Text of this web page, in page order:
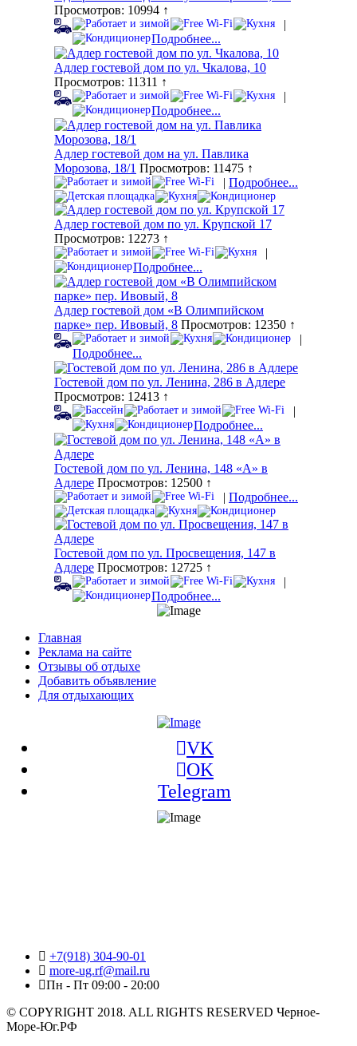
Просмотров: 10994 ↑
|
Подробнее...
Адлер гостевой дом по ул. Чкалова, 10
Просмотров: 11311 ↑
|
Подробнее...
Адлер гостевой дом на ул. Павлика
Морозова, 18/1 Просмотров: 11475 ↑
| Подробнее...
Адлер гостевой дом по ул. Крупской 17
Просмотров: 12273 ↑
|
Подробнее...
Адлер гостевой дом «В Олимпийском
парке» пер. Ивовый, 8 Просмотров: 12350 ↑
|
Подробнее...
Гостевой дом по ул. Ленина, 286 в Адлере
Просмотров: 12413 ↑
|
Подробнее...
Гостевой дом по ул. Ленина, 148 «А» в
Адлере Просмотров: 12500 ↑
| Подробнее...
Гостевой дом по ул. Просвещения, 147 в
Адлере Просмотров: 12725 ↑
|
Подробнее...
Главная
Реклама на сайте
Отзывы об отдыхе
Добавить объявление
Для отдыхающих
VK
OK
Telegram
+7(918) 304-90-01
more-ug.rf@mail.ru
Пн - Пт 09:00 - 20:00
© COPYRIGHT 2018. ALL RIGHTS RESERVED Черное-
Море-Юг.РФ